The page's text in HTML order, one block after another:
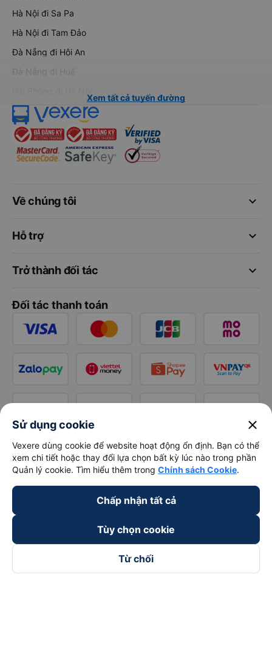
Hà Nội đi Sa Pa
Hà Nội đi Tam Đảo
Đà Nẵng đi Hội An
Đà Nẵng đi Huế
Xem tất cả tuyến đường
keyboard_arrow_down
Về chúng tôi
keyboard_arrow_down
Hỗ trợ
keyboard_arrow_down
Trở thành đối tác
Đối tác thanh toán
Sử dụng cookie close
Vexere dùng cookie để website hoạt động ổn định. Bạn có thể
xem chi tiết hoặc thay đổi lựa chọn bất kỳ lúc nào trong phần
Quản lý cookie. Tìm hiểu thêm trong Chính sách Cookie.
Chấp nhận tất cả
Tùy chọn cookie
Từ chối